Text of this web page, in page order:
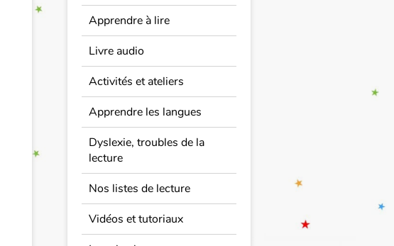
Apprendre à lire
Livre audio
Activités et ateliers
Apprendre les langues
Dyslexie, troubles de la
lecture
Nos listes de lecture
Vidéos et tutoriaux